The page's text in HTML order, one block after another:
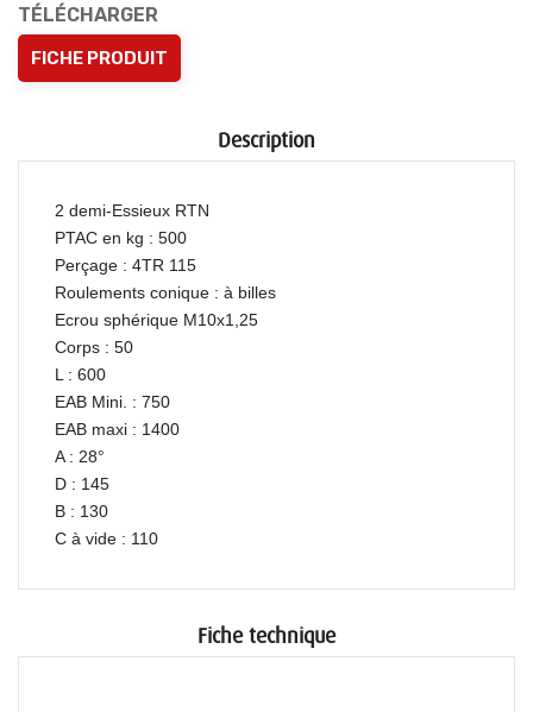
TÉLÉCHARGER
FICHE PRODUIT
Description
2 demi-Essieux RTN
PTAC en kg : 500
Perçage : 4TR 115
Roulements conique : à billes
Ecrou sphérique M10x1,25
Corps : 50
L : 600
EAB Mini. : 750
EAB maxi : 1400
A : 28°
D : 145
B : 130
C à vide : 110
Fiche technique